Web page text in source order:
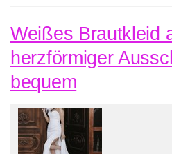
Weißes Brautkleid
herzförmiger
bequem